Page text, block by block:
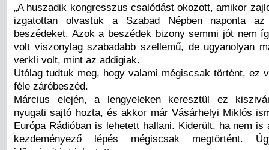
„A huszadik kongresszus csalódást okozott, amikor
izgatottan olvastuk a Szabad Népben naponta
beszédeket. Azok a beszédek bizony semmi jót nem
volt viszonylag szabadabb szellemű, de ugyanolyan
verkli volt, mint az addigiak.
Utólag tudtuk meg, hogy valami mégiscsak történt, ez
féle záróbeszéd.
Március elején, a lengyeleken keresztül ez
nyugati sajtó hozta, és akkor már Vásárhelyi Miklós
Európa Rádióban is lehetett hallani. Kiderült, ha nem is
kezdeményező lépés mégiscsak megtörtént.